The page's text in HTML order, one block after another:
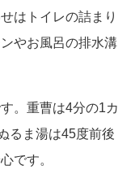
はトイレの詰まり
やお風呂の排水溝
。重曹は4分の1カ
るま湯は45度前後
です。